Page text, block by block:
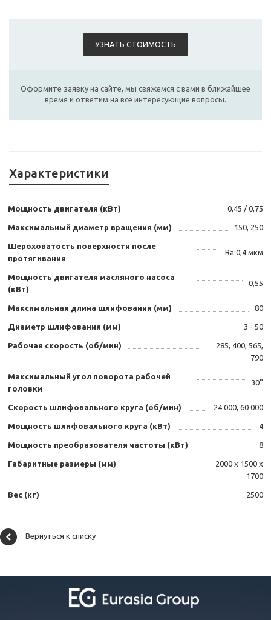
УЗНАТЬ СТОИМОСТЬ
Оформите заявку на сайте, мы свяжемся с вами в ближайшее
время и ответим на все интересующие вопросы.
Характеристики
Мощность двигателя (кВт) 0,45 / 0,75
Максимальный диаметр вращения (мм) 150, 250
Шероховатость поверхности после
протягивания
Ra 0,4 мкм
Мощность двигателя масляного насоса
(кВт)
0,55
Максимальная длина шлифования (мм) 80
Диаметр шлифования (мм) 3 - 50
Рабочая скорость (об/мин)
285, 400, 565,
790
Максимальный угол поворота рабочей
головки
30°
Скорость шлифовального круга (об/мин) 24 000, 60 000
Мощность шлифовального круга (кВт) 4
Мощность преобразователя частоты (кВт) 8
Габаритные размеры (мм)
2000 х 1500 х
1700
Вес (кг) 2500
Вернуться к списку